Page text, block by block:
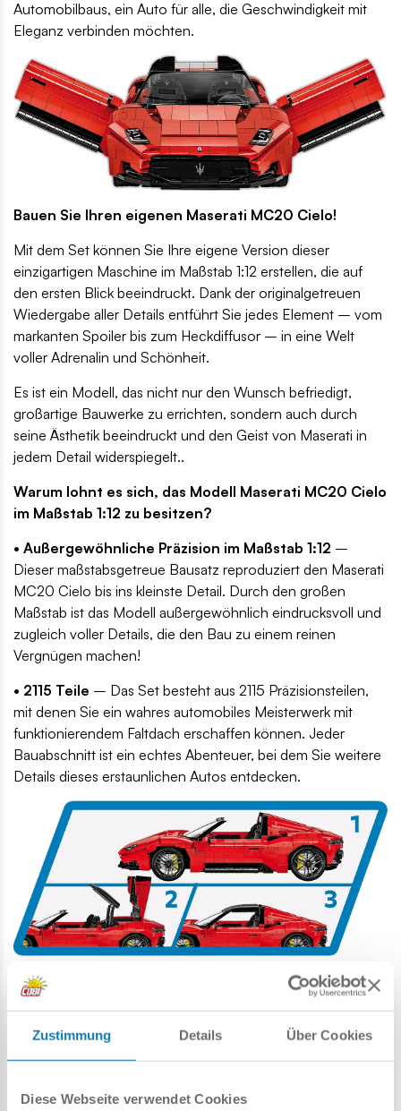
Zustimmung Details Über Cookies
Diese Webseite verwendet Cookies
Automobilbaus, ein Auto für alle, die Geschwindigkeit mit
Eleganz verbinden möchten.
Bauen Sie Ihren eigenen Maserati MC20 Cielo!
Mit dem Set können Sie Ihre eigene Version dieser
einzigartigen Maschine im Maßstab 1:12 erstellen, die auf
den ersten Blick beeindruckt. Dank der originalgetreuen
Wiedergabe aller Details entführt Sie jedes Element – vom
markanten Spoiler bis zum Heckdiffusor – in eine Welt
voller Adrenalin und Schönheit.
Es ist ein Modell, das nicht nur den Wunsch befriedigt,
großartige Bauwerke zu errichten, sondern auch durch
seine Ästhetik beeindruckt und den Geist von Maserati in
jedem Detail widerspiegelt..
Warum lohnt es sich, das Modell Maserati MC20 Cielo
im Maßstab 1:12 zu besitzen?
• Außergewöhnliche Präzision im Maßstab 1:12 –
Dieser maßstabsgetreue Bausatz reproduziert den Maserati
MC20 Cielo bis ins kleinste Detail. Durch den großen
Maßstab ist das Modell außergewöhnlich eindrucksvoll und
zugleich voller Details, die den Bau zu einem reinen
Vergnügen machen!
• 2115 Teile – Das Set besteht aus 2115 Präzisionsteilen,
mit denen Sie ein wahres automobiles Meisterwerk mit
funktionierendem Faltdach erschaffen können. Jeder
Bauabschnitt ist ein echtes Abenteuer, bei dem Sie weitere
Details dieses erstaunlichen Autos entdecken.
• Beeindruckende Größe
– Das 39 cm lange Modell
macht einen riesigen Eindruck und ist gleichzeitig sehr
präzise, was es zu einer hervorragenden Wahl für Kenner
des Blockmodellbaus macht.
Modells ist aus hochwertigen Materialien gefertigt, was